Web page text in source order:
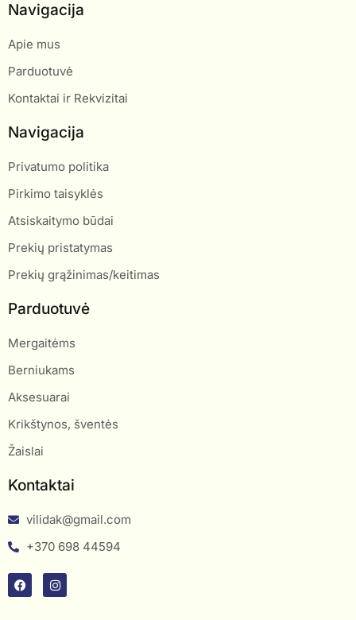
Navigacija
Apie mus
Parduotuvė
Kontaktai ir Rekvizitai
Navigacija
Privatumo politika
Pirkimo taisyklės
Atsiskaitymo būdai
Prekių pristatymas
Prekių grąžinimas/keitimas
Parduotuvė
Mergaitėms
Berniukams
Aksesuarai
Krikštynos, šventės
Žaislai
Kontaktai
vilidak@gmail.com
+370 698 44594